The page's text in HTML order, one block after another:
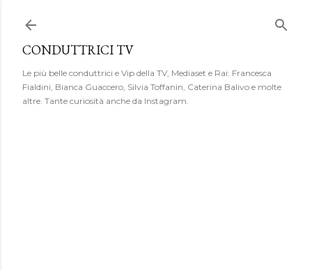
CONDUTTRICI TV
Le più belle conduttrici e Vip della TV, Mediaset e Rai: Francesca
Fialdini, Bianca Guaccero, Silvia Toffanin, Caterina Balivo e molte
altre. Tante curiosità anche da Instagram.